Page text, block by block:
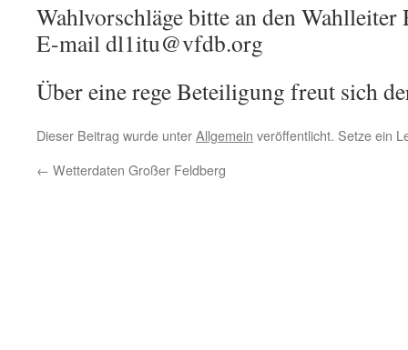
Wahlvorschläge bitte an den
E-mail dl1itu@vfdb.org
Über eine rege Beteiligung freut sich
Dieser Beitrag wurde unterAllgemein veröffentlicht. Setze ein
← Wetterdaten Großer Feldberg